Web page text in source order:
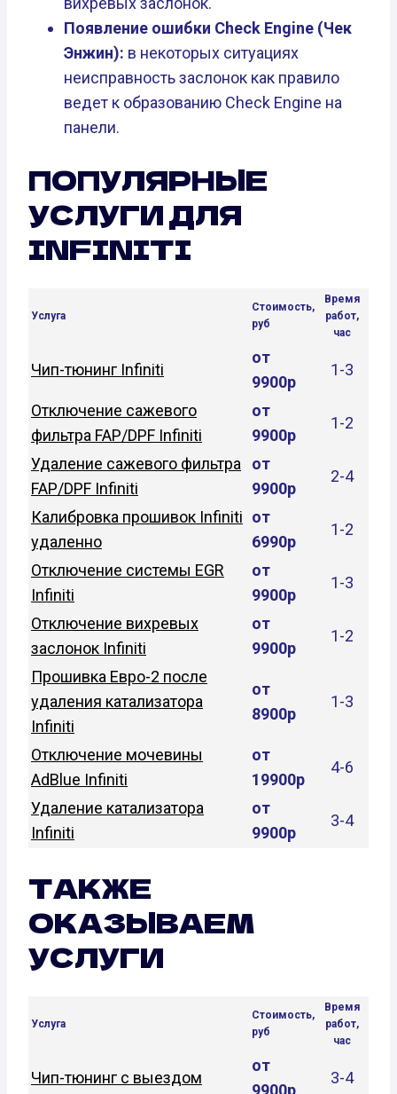
Появление ошибки Check Engine (Чек
Энжин): в некоторых ситуациях
неисправность заслонок как правило
ведет к образованию Check Engine на
панели.
ПОПУЛЯРНЫЕ
УСЛУГИ ДЛЯ
INFINITI
Услуга
Стоимость,
руб
Время
работ,
час
Чип-тюнинг Infiniti
от
9900р
1-3
Отключение сажевого
фильтра FAP/DPF Infiniti
от
9900р
1-2
Удаление сажевого фильтра
FAP/DPF Infiniti
от
9900р
2-4
Калибровка прошивок Infiniti
удаленно
от
6990р
1-2
Отключение системы EGR
Infiniti
от
9900р
1-3
Отключение вихревых
заслонок Infiniti
от
9900р
1-2
Прошивка Евро-2 после
удаления катализатора
Infiniti
от
8900р
1-3
Отключение мочевины
AdBlue Infiniti
от
19900р
4-6
Удаление катализатора
Infiniti
от
9900р
3-4
ТАКЖЕ
ОКАЗЫВАЕМ
УСЛУГИ
Услуга
Стоимость,
руб
Время
работ,
час
Чип-тюнинг с выездом
от
9900р
3-4